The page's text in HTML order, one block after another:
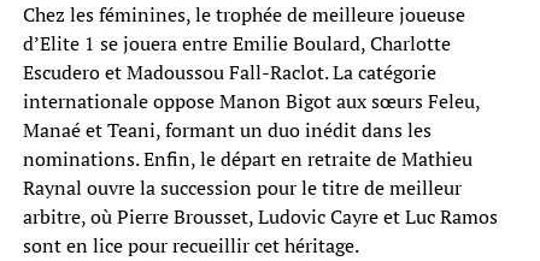
Chez les féminines, le trophée de meilleure joueuse
d’Elite 1 se jouera entre Emilie Boulard, Charlotte
Escudero et Madoussou Fall-Raclot. La catégorie
internationale oppose Manon Bigot aux sœurs Feleu,
Manaé et Teani, formant un duo inédit dans les
nominations. Enfin, le départ en retraite de Mathieu
Raynal ouvre la succession pour le titre de meilleur
arbitre, où Pierre Brousset, Ludovic Cayre et Luc Ramos
sont en lice pour recueillir cet héritage.